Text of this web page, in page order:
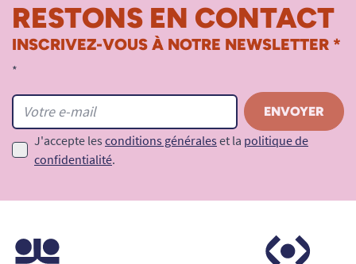
RESTONS EN CONTACT
INSCRIVEZ-VOUS À NOTRE NEWSLETTER *
*
J'accepte les conditions générales et la politique de
confidentialité.